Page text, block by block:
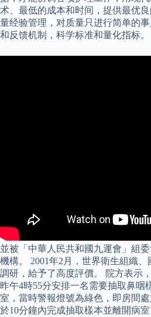
术、最低的成本和时间，提供最优
量经验管理，对质量只进行简单的
和反馈机制，科学标准和量化指标。
並被「中華人民共和國九運會」組
機構。 2001年2月，世界衛生組織
調研，給予了高度評價。 院方表示
昨午4時55分安排一名需要抽取鼻咽
室，當時警報燈號為綠色，即房間
於10分鐘內完成抽取樣本並離開病